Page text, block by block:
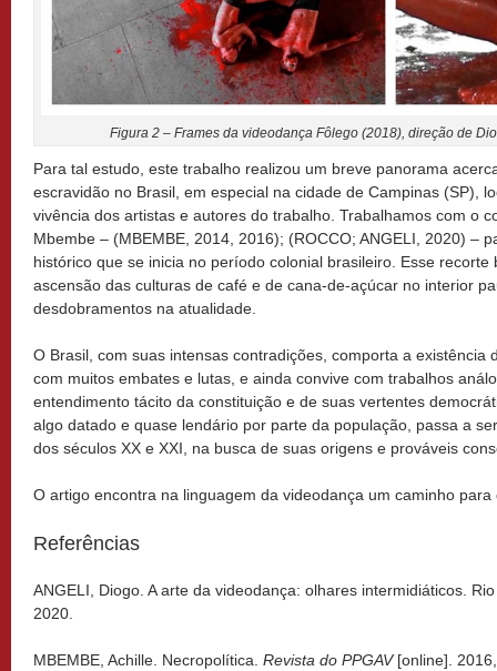
Figura 2 – Framesda videodança Fôlego (2018), direção de
Para tal estudo, este trabalho realizou um breve panorama
escravidão no Brasil, em especial na cidade de Campinas (SP),
vivência dos artistas e autores do trabalho. Trabalhamos com o
Mbembe – (MBEMBE, 2014, 2016); (ROCCO; ANGELI, 2020) –
histórico que se inicia no período colonial brasileiro. Esse
ascensão das culturas de café e de cana-de-açúcar no interior
desdobramentos na atualidade.
O Brasil, com suas intensas contradições, comporta a existência
com muitos embates e lutas, e ainda convive com trabalhos
entendimento tácito da constituição e de suas vertentes
algo datado e quase lendário por parte da população, passa a
dos séculos XX e XXI, na busca de suas origens e prováveis
O artigo encontra na linguagem da videodança um caminho
Referências
ANGELI, Diogo. A arte da videodança: olhares intermidiáticos.
2020.
MBEMBE, Achille. Necropolítica. Revista do PPGAV[online].